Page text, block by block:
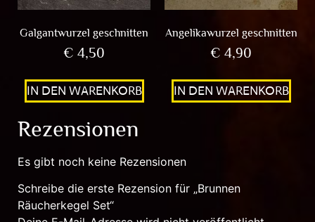
Galgantwurzel geschnitten
€ 4,50
IN DEN WARENKORB
Angelikawurzel geschnitten
€ 4,90
IN DEN WARENKORB
Rezensionen
Es gibt noch keine Rezensionen
Schreibe die erste Rezension für „Brunnen
Räucherkegel Set“